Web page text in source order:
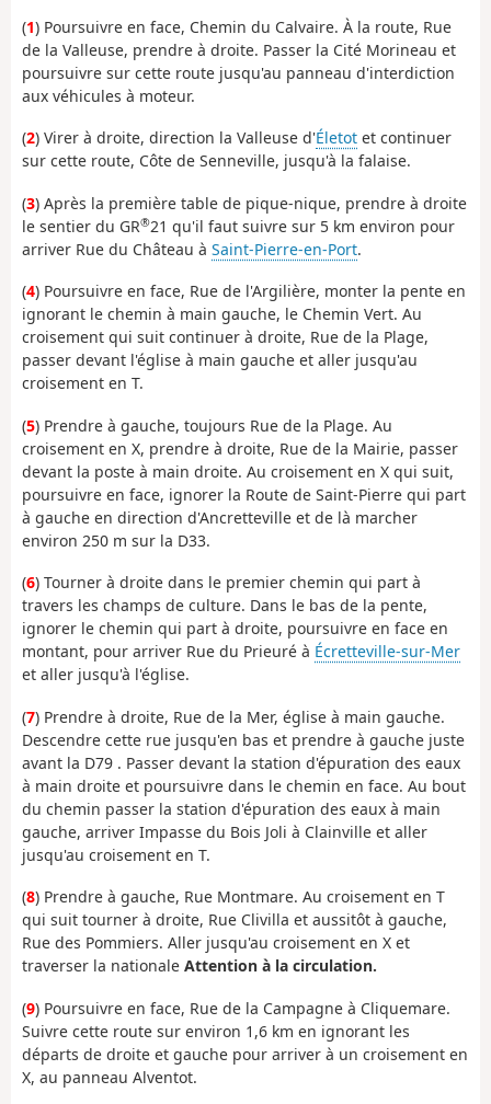
(1) Poursuivre en face, Chemin du Calvaire. À la route, Rue
de la Valleuse, prendre à droite. Passer la Cité Morineau et
poursuivre sur cette route jusqu'au panneau d'interdiction
aux véhicules à moteur.
(2) Virer à droite, direction la Valleuse d'Életot et continuer
sur cette route, Côte de Senneville, jusqu'à la falaise.
(3) Après la première table de pique-nique, prendre à droite
le sentier du GR®21 qu'il faut suivre sur 5 km environ pour
arriver Rue du Château à Saint-Pierre-en-Port.
(4) Poursuivre en face, Rue de l'Argilière, monter la pente en
ignorant le chemin à main gauche, le Chemin Vert. Au
croisement qui suit continuer à droite, Rue de la Plage,
passer devant l'église à main gauche et aller jusqu'au
croisement en T.
(5) Prendre à gauche, toujours Rue de la Plage. Au
croisement en X, prendre à droite, Rue de la Mairie, passer
devant la poste à main droite. Au croisement en X qui suit,
poursuivre en face, ignorer la Route de Saint-Pierre qui part
à gauche en direction d'Ancretteville et de là marcher
environ 250 m sur la D33.
(6) Tourner à droite dans le premier chemin qui part à
travers les champs de culture. Dans le bas de la pente,
ignorer le chemin qui part à droite, poursuivre en face en
montant, pour arriver Rue du Prieuré à Écretteville-sur-Mer
et aller jusqu'à l'église.
(7) Prendre à droite, Rue de la Mer, église à main gauche.
Descendre cette rue jusqu'en bas et prendre à gauche juste
avant la D79 . Passer devant la station d'épuration des eaux
à main droite et poursuivre dans le chemin en face. Au bout
du chemin passer la station d'épuration des eaux à main
gauche, arriver Impasse du Bois Joli à Clainville et aller
jusqu'au croisement en T.
(8) Prendre à gauche, Rue Montmare. Au croisement en T
qui suit tourner à droite, Rue Clivilla et aussitôt à gauche,
Rue des Pommiers. Aller jusqu'au croisement en X et
traverser la nationale Attention à la circulation.
(9) Poursuivre en face, Rue de la Campagne à Cliquemare.
Suivre cette route sur environ 1,6 km en ignorant les
départs de droite et gauche pour arriver à un croisement en
X, au panneau Alventot.